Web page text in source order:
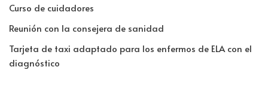
Curso de cuidadores
Reunión con la consejera de sanidad
Tarjeta de taxi adaptado para los enfermos de ELA con el
diagnóstico